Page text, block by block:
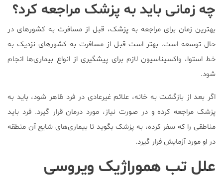
چه زمانی باید به پزشک مراجعه کرد؟
بهترین زمان برای مراجعه به پزشک، قبل از مسافرت به کشورهای در
حال توسعه است. بهتر است قبل از مسافرت به کشورهای نزدیک به
خط استوا، واکسیناسیون لازم برای پیشگیری از انواع بیماری‌ها انجام
شود.
اگر بعد از بازگشت به خانه، علائم غیرعادی در فرد ظاهر شود، باید به
پزشک مراجعه کرده و در صورت نیاز، مورد درمان قرار گیرد. فرد باید
مناطقی را که سفر کرده، به پزشک بگوید تا بیماری‌های شایع آن منطقه
در او مورد آزمایش فرار گیرد.
علل تب هموراژیک ویروسی